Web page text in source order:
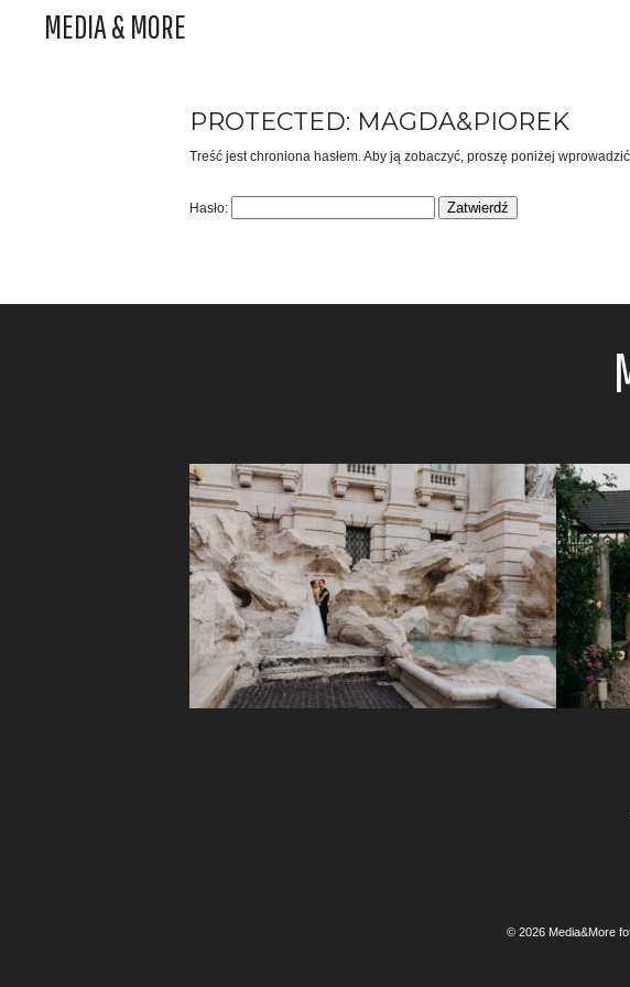
MEDIA & MORE
PROTECTED: MAGDA&PIOREK
Treść jest chroniona hasłem. Aby ją zobaczyć, proszę poniżej wprowadzić
Hasło:
© 2026 Media&More